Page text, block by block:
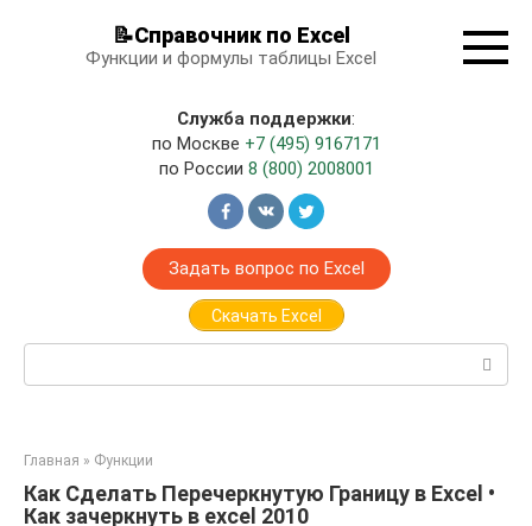
📝Справочник по Excel
Функции и формулы таблицы Excel
Служба поддержки:
по Москве +7 (495) 9167171
по России 8 (800) 2008001
Задать вопрос по Excel
Скачать Excel
Поиск:
Главная » Функции
Как Сделать Перечеркнутую Границу в Excel •
Как зачеркнуть в excel 2010